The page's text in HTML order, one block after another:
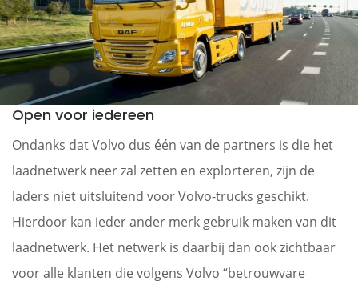
Open voor iedereen
Ondanks dat Volvo dus één van de partners is die het
laadnetwerk neer zal zetten en explorteren, zijn de
laders niet uitsluitend voor Volvo-trucks geschikt.
Hierdoor kan ieder ander merk gebruik maken van dit
laadnetwerk. Het netwerk is daarbij dan ook zichtbaar
voor alle klanten die volgens Volvo “betrouwvare